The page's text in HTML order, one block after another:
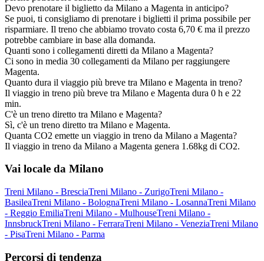
Devo prenotare il biglietto da Milano a Magenta in anticipo?
Se puoi, ti consigliamo di prenotare i biglietti il prima possibile per
risparmiare. Il treno che abbiamo trovato costa 6,70 € ma il prezzo
potrebbe cambiare in base alla domanda.
Quanti sono i collegamenti diretti da Milano a Magenta?
Ci sono in media 30 collegamenti da Milano per raggiungere
Magenta.
Quanto dura il viaggio più breve tra Milano e Magenta in treno?
Il viaggio in treno più breve tra Milano e Magenta dura 0 h e 22
min.
C'è un treno diretto tra Milano e Magenta?
Sì, c'è un treno diretto tra Milano e Magenta.
Quanta CO2 emette un viaggio in treno da Milano a Magenta?
Il viaggio in treno da Milano a Magenta genera 1.68kg di CO2.
Vai locale da Milano
Treni Milano - BresciaTreni Milano - ZurigoTreni Milano -
BasileaTreni Milano - BolognaTreni Milano - LosannaTreni Milano
- Reggio EmiliaTreni Milano - MulhouseTreni Milano -
InnsbruckTreni Milano - FerraraTreni Milano - VeneziaTreni Milano
- PisaTreni Milano - Parma
Percorsi di tendenza